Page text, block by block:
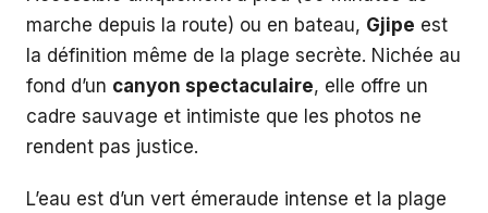
marche depuis la route) ou en bateau, Gjipe est
la définition même de la plage secrète. Nichée au
fond d’un canyon spectaculaire, elle offre un
cadre sauvage et intimiste que les photos ne
rendent pas justice.
L’eau est d’un vert émeraude intense et la plage